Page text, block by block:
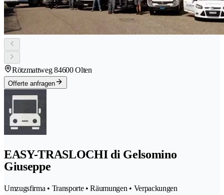
Rötzmattweg 84600 Olten
Offerte anfragen
EASY-TRASLOCHI di Gelsomino
Giuseppe
Umzugsfirma • Transporte • Räumungen • Verpackungen